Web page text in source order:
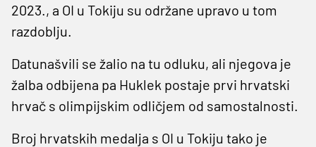
2023., a OI u Tokiju su održane upravo u tom
razdoblju.
Datunašvili se žalio na tu odluku, ali njegova je
žalba odbijena pa Huklek postaje prvi hrvatski
hrvač s olimpijskim odličjem od samostalnosti.
Broj hrvatskih medalja s OI u Tokiju tako je